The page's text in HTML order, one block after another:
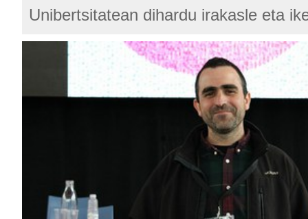
Unibertsitatean dihardu irakasle eta